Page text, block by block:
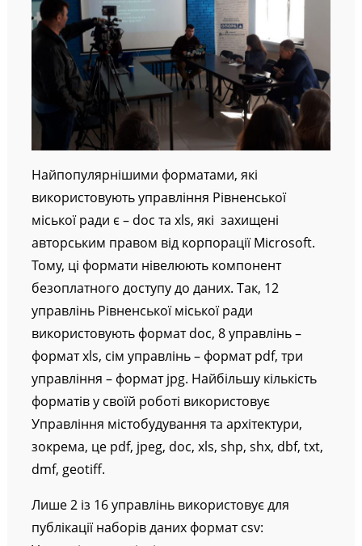
Найпопулярнішими форматами, які
використовують управління Рівненської
міської ради є – doc та xls, які захищені
авторським правом від корпорації Microsoft.
Тому, ці формати нівелюють компонент
безоплатного доступу до даних. Так, 12
управлінь Рівненської міської ради
використовують формат doc, 8 управлінь –
формат xls, сім управлінь – формат pdf, три
управління – формат jpg. Найбільшу кількість
форматів у своїй роботі використовує
Управління містобудування та архітектури,
зокрема, це pdf, jpeg, doc, xls, shp, shx, dbf, txt,
dmf, geotiff.
Лише 2 із 16 управлінь використовує для
публікації наборів даних формат csv: